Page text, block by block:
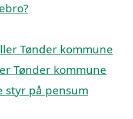
Tønder kommune
Tønder kommune
styr på pensum